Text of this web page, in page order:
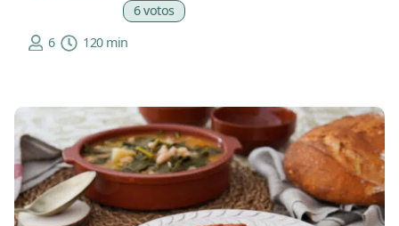
6 votos
6
120 min